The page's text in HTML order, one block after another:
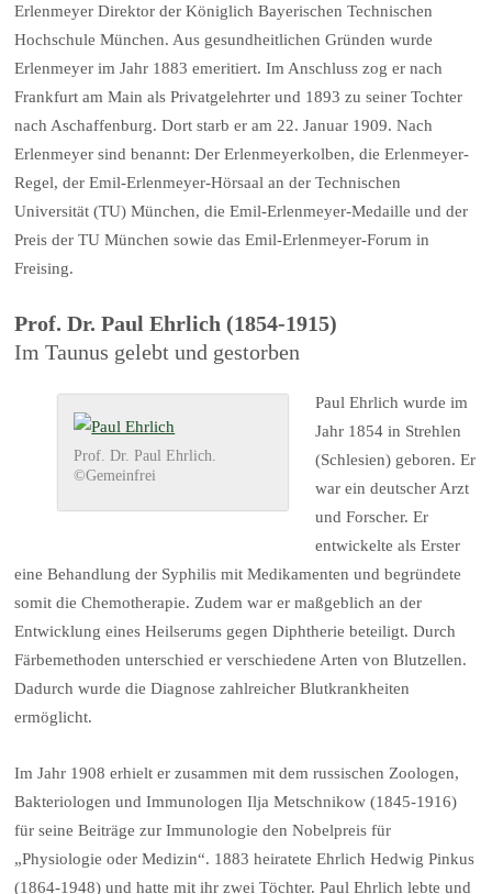
Erlenmeyer Direktor der Königlich Bayerischen Technischen
Hochschule München. Aus gesundheitlichen Gründen wurde
Erlenmeyer im Jahr 1883 emeritiert. Im Anschluss zog er nach
Frankfurt am Main als Privatgelehrter und 1893 zu seiner Tochter
nach Aschaffenburg. Dort starb er am 22. Januar 1909. Nach
Erlenmeyer sind benannt: Der Erlenmeyerkolben, die Erlenmeyer-
Regel, der Emil-Erlenmeyer-Hörsaal an der Technischen
Universität (TU) München, die Emil-Erlenmeyer-Medaille und der
Preis der TU München sowie das Emil-Erlenmeyer-Forum in
Freising.
Prof. Dr. Paul Ehrlich (1854-1915)
Im Taunus gelebt und gestorben
Prof. Dr. Paul Ehrlich.
©Gemeinfrei
Paul Ehrlich wurde im
Jahr 1854 in Strehlen
(Schlesien) geboren. Er
war ein deutscher Arzt
und Forscher. Er
entwickelte als Erster
eine Behandlung der Syphilis mit Medikamenten und begründete
somit die Chemotherapie. Zudem war er maßgeblich an der
Entwicklung eines Heilserums gegen Diphtherie beteiligt. Durch
Färbemethoden unterschied er verschiedene Arten von Blutzellen.
Dadurch wurde die Diagnose zahlreicher Blutkrankheiten
ermöglicht.
Im Jahr 1908 erhielt er zusammen mit dem russischen Zoologen,
Bakteriologen und Immunologen Ilja Metschnikow (1845-1916)
für seine Beiträge zur Immunologie den Nobelpreis für
„Physiologie oder Medizin“. 1883 heiratete Ehrlich Hedwig Pinkus
(1864-1948) und hatte mit ihr zwei Töchter. Paul Ehrlich lebte und